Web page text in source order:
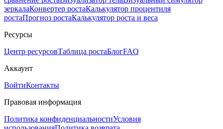
зеркалаКонвертер ростаКалькулятор процентиля
ростаПрогноз ростаКалькулятор роста и веса
Ресурсы
Центр ресурсовТаблица ростаБлогFAQ
Аккаунт
ВойтиКонтакты
Правовая информация
Политика конфиденциальностиУсловия